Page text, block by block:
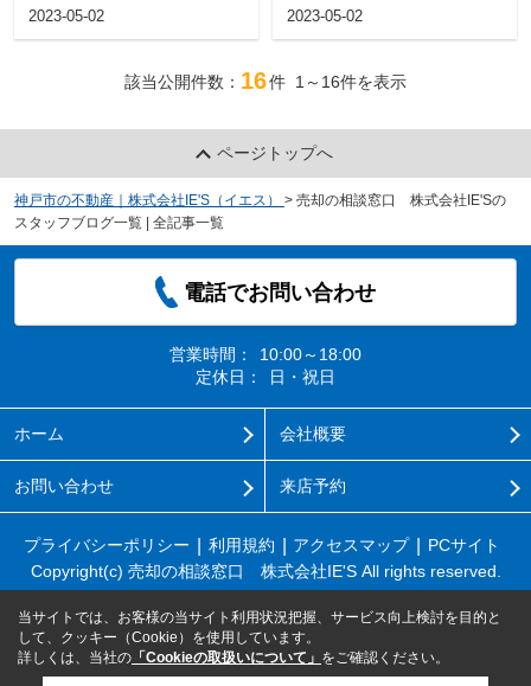
受けてすこしでも返済の負担を減
2023-05-02
崩れや土砂災害の被害を受けやす
2023-05-02
該当公開件数： 16件 1～16件を表示
ページトップへ
神戸市の不動産｜株式会社IE'S（イエス） > 売却の相談窓口 株式会社IE'Sの
スタッフブログ一覧 | 全記事一覧
電話でお問い合わせ
営業時間：
10:00～18:00
定休日：
日・祝日
ホーム 会社概要
お問い合わせ 来店予約
プライバシーポリシー 利用規約 アクセスマップ
PCサイト
Copyright(c) 売却の相談窓口 株式会社IE'S All rights reserved.
当サイトでは、お客様の当サイト利用状況把握、サービス向上検討を目的と
して、クッキー（Cookie）を使用しています。
詳しくは、当社の 「Cookieの取扱いについて」 をご確認ください。